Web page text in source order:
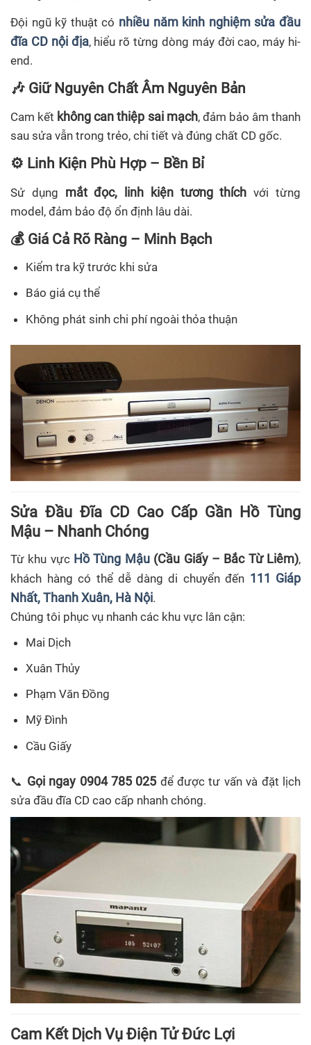
Đội ngũ kỹ thuật có nhiều năm kinh nghiệm sửa đầu
đĩa CD nội địa, hiểu rõ từng dòng máy đời cao, máy hi-
end.
🎶 Giữ Nguyên Chất Âm Nguyên Bản
Cam kết không can thiệp sai mạch, đảm bảo âm thanh
sau sửa vẫn trong trẻo, chi tiết và đúng chất CD gốc.
⚙️ Linh Kiện Phù Hợp – Bền Bỉ
Sử dụng mắt đọc, linh kiện tương thích với từng
model, đảm bảo độ ổn định lâu dài.
💰 Giá Cả Rõ Ràng – Minh Bạch
Kiểm tra kỹ trước khi sửa
Báo giá cụ thể
Không phát sinh chi phí ngoài thỏa thuận
Sửa Đầu Đĩa CD Cao Cấp Gần Hồ Tùng
Mậu – Nhanh Chóng
Từ khu vực Hồ Tùng Mậu(Cầu Giấy – Bắc Từ Liêm),
khách hàng có thể dễ dàng di chuyển đến 111 Giáp
Nhất, Thanh Xuân, Hà Nội.
Chúng tôi phục vụ nhanh các khu vực lân cận:
Mai Dịch
Xuân Thủy
Phạm Văn Đồng
Mỹ Đình
Cầu Giấy
📞 Gọi ngay 0904 785 025 để được tư vấn và đặt lịch
sửa đầu đĩa CD cao cấp nhanh chóng.
Cam Kết Dịch Vụ Điện Tử Đức Lợi